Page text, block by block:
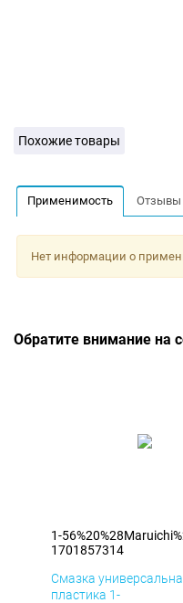
Похожие товары
Применимость Отзывы
Нет информации о
Обратите внимание на
1-
1701857314
Смазка
пластика 1-